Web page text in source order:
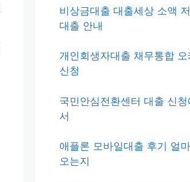
비상금대출 대출세상 소액
대출 안내
개인회생자대출 채무통합 오
신청
국민안심전환센터 대출 신청
서
애플론 모바일대출 후기 얼
오는지